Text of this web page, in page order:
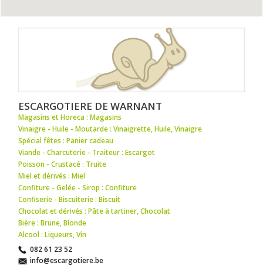
ESCARGOTIERE DE WARNANT
Magasins et Horeca : Magasins
Vinaigre - Huile - Moutarde : Vinaigrette,Huile,Vinaigre
Spécial fêtes : Panier cadeau
Viande - Charcuterie - Traiteur : Escargot
Poisson - Crustacé : Truite
Miel et dérivés : Miel
Confiture - Gelée - Sirop : Confiture
Confiserie - Biscuiterie : Biscuit
Chocolat et dérivés : Pâte à tartiner,Chocolat
Bière : Brune,Blonde
Alcool : Liqueurs,Vin
082 61 23 52
info@escargotiere.be